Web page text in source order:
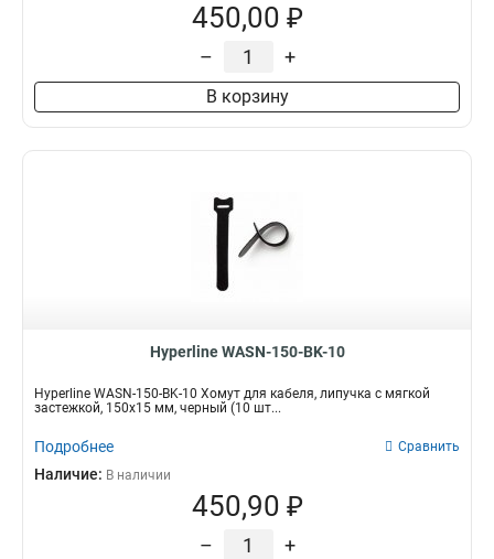
450,00 ₽
– +
В корзину
Hyperline WASN-150-BK-10
Hyperline WASN-150-BK-10 Хомут для кабеля, липучка с мягкой
застежкой, 150x15 мм, черный (10 шт...
Подробнее Сравнить
Наличие: В наличии
450,90 ₽
– +